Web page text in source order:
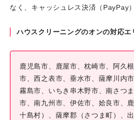
なく、キャッシュレス決済（PayPay
ハウスクリーニングのオンの対応エ
鹿児島市、鹿屋市、枕崎市、阿久
市、西之表市、垂水市、薩摩川内
霧島市、いちき串木野市、南さつ
市、南九州市、伊佐市、姶良市、
十島村）、薩摩郡（さつま町）、